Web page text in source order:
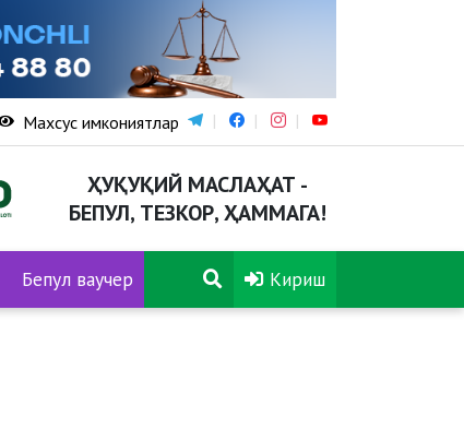
Махсус имкониятлар
ҲУҚУҚИЙ МАСЛАҲАТ -
БЕПУЛ, ТЕЗКОР, ҲАММАГА!
Бепул ваучер Кириш